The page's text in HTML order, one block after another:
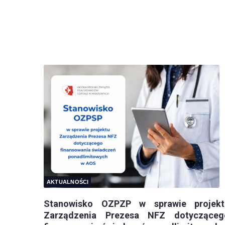
AKTUALNOŚCI
Stanowisko OZPZP w sprawie
Zarządzenia Prezesa NFZ